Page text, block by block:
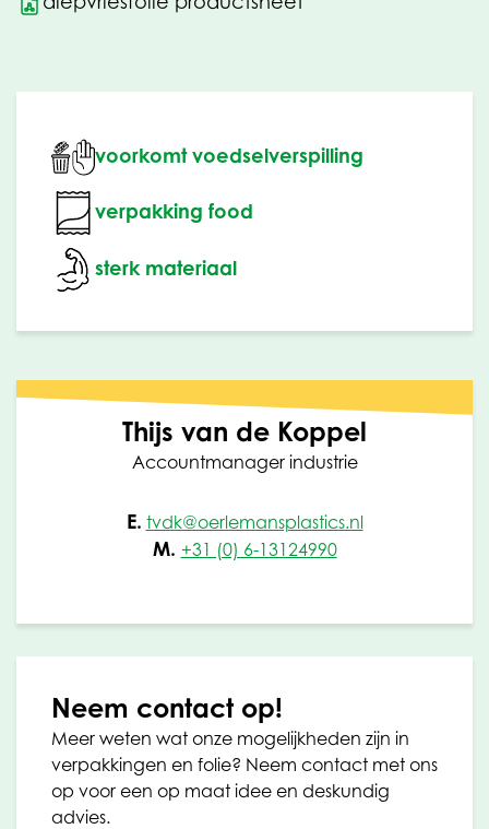
voorkomt voedselverspilling
verpakking food
sterk materiaal
Thijs van de Koppel
Accountmanager industrie
E. tvdk@oerlemansplastics.nl
M. +31 (0) 6-13124990
Neem contact op!
Meer weten wat onze mogelijkheden zijn in
verpakkingen en folie? Neem contact met ons
op voor een op maat idee en deskundig
advies.